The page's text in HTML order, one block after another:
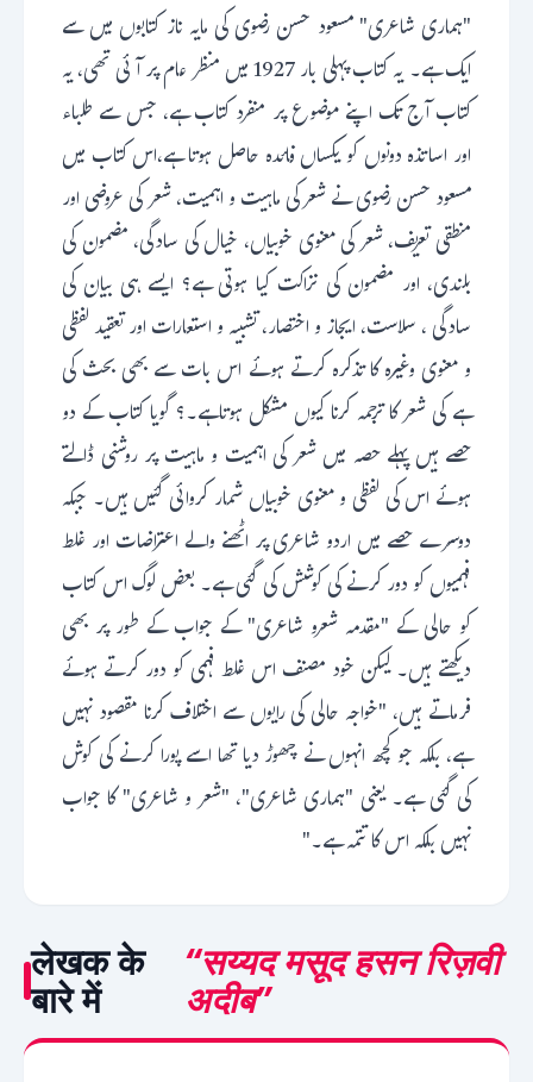
"ہماری شاعری" مسعود حسن رضوی کی مایہ ناز کتابوں میں سے
ایک ہے۔ یہ کتاب پہلی بار 1927 میں منظر عام پر آئی تھی، یہ
کتاب آج تک اپنے موضوع پر منفرد کتاب ہے، جس سے طلباء
اور اساتذہ دونوں کو یکساں فائدہ حاصل ہوتا ہے،اس کتاب میں
مسعود حسن رضوی نے شعرکی ماہیت و اہمیت، شعر کی عروضی اور
منطقی تعریف، شعر کی معنوی خوبیاں، خیال کی سادگی، مضمون کی
بلندی، اور مضمون کی نزاکت کیا ہوتی ہے؟ ایسے ہی بیان کی
سادگی ، سلاست، ایجاز و اختصار، تشبیہ و استعارات اور تعقید لفظی
و معنوی وغیرہ کا تذکرہ کرتے ہوئے اس بات سے بھی بحث کی
ہے کی شعر کا ترجمہ کرنا کیوں مشکل ہوتاہے۔؟ گویا کتاب کے دو
حصے ہیں پہلے حصہ میں شعر کی اہمیت و ماہیت پر روشنی ڈالتے
ہوئے اس کی لفظی و معنوی خوبیاں شمار کروائی گئیں ہیں۔ جبکہ
دوسرے حصے میں اردو شاعری پر اٹھنے والے اعتراضات اور غلط
فہمیوں کو دور کرنے کی کوشش کی گئی ہے۔ بعض لوگ اس کتاب
کو حالی کے "مقدمہ شعرو شاعری" کے جواب کے طور پر بھی
دیکھتے ہیں۔ لیکن خود مصنف اس غلط فہمی کو دور کرتے ہوئے
فرماتے ہیں، "خواجہ حالی کی رایوں سے اختلاف کرنا مقصود نہیں
ہے، بلکہ جو کچھ انہوں نے چھوڑ دیا تھا اسے پورا کرنے کی کوش
کی گئی ہے۔ یعنی "ہماری شاعری"، "شعر و شاعری" کا جواب
نہیں بلکہ اس کا تتمہ ہے۔"
लेखक के
बारे में
“सय्यद मसूद हसन रिज़वी
अदीब”